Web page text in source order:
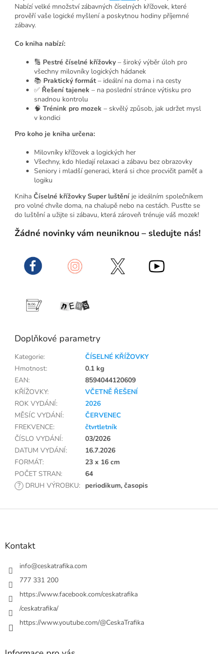
Nabízí velké množství zábavných číselných křížovek, které
prověří vaše logické myšlení a poskytnou hodiny příjemné
zábavy.
Co kniha nabízí:
🔢 Pestré číselné křížovky – široký výběr úloh pro
všechny milovníky logických hádanek
📚 Praktický formát – ideální na doma i na cesty
✅ Řešení tajenek – na poslední stránce výtisku pro
snadnou kontrolu
🧠 Trénink pro mozek – skvělý způsob, jak udržet mysl
v kondici
Pro koho je kniha určena:
Milovníky křížovek a logických her
Všechny, kdo hledají relaxaci a zábavu bez obrazovky
Seniory i mladší generaci, která si chce procvičit paměť a
logiku
Kniha Číselné křížovky Super luštění je ideálním společníkem
pro volné chvíle doma, na chalupě nebo na cestách. Pusťte se
do luštění a užijte si zábavu, která zároveň trénuje váš mozek!
Žádné novinky vám neuniknou – sledujte nás!
Doplňkové parametry
Kategorie:
ČÍSELNÉ KŘÍŽOVKY
Hmotnost:
0.1 kg
EAN:
8594044120609
KŘÍŽOVKY:
VČETNĚ ŘEŠENÍ
ROK VYDÁNÍ:
2026
MĚSÍC VYDÁNÍ:
ČERVENEC
FREKVENCE:
čtvrtletník
ČÍSLO VYDÁNÍ:
03/2026
DATUM VYDÁNÍ:
16.7.2026
FORMÁT:
23 x 16 cm
POČET STRAN:
64
? DRUH VÝROBKU: periodikum, časopis
Z
Kontakt
info@ceskatrafika.com
777 331 200
https://www.facebook.com/ceskatrafika
/ceskatrafika/
https://www.youtube.com/@CeskaTrafika